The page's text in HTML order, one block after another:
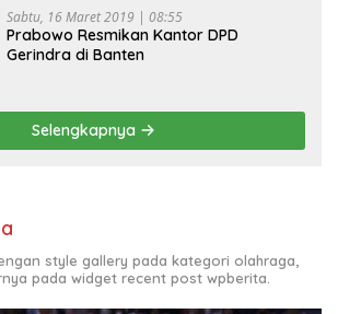
Sabtu, 16 Maret 2019 | 08:55
Prabowo Resmikan Kantor DPD
Gerindra di Banten
Selengkapnya
style gallery pada kategori olahraga,
pada widget recent post wpberita.